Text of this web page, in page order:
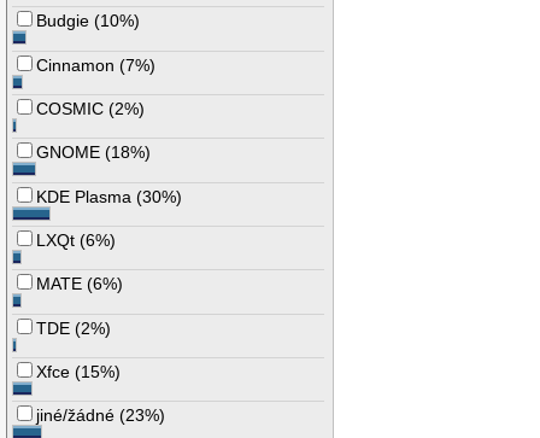
Budgie (10%)
Cinnamon (7%)
COSMIC (2%)
GNOME (18%)
KDE Plasma (30%)
LXQt (6%)
MATE (6%)
TDE (2%)
Xfce (15%)
jiné/žádné (23%)